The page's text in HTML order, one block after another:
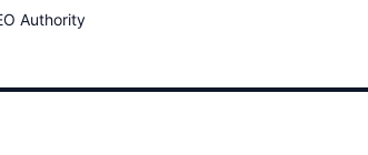
Authority